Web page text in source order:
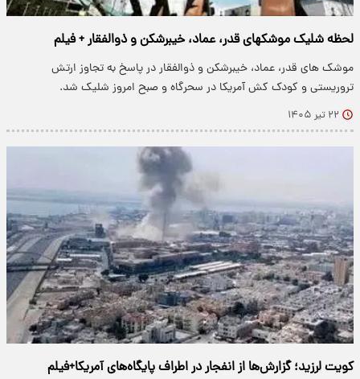
لحظه شلیک موشکهای قدر، عماد، خیبرشکن و ذوالفقار + فیلم
موشک های قدر، عماد، خیبرشکن و ذوالفقار در پاسخ به تجاوز ارتش
تروریستی و کودک کش آمریکا در سحرگاه و صبح امروز شلیک شد.
۲۲ تیر ۱۴۰۵
کویت لرزید؛ گزارش‌ها از انفجار در اطراف پایگاه‌های آمریکا+فیلم